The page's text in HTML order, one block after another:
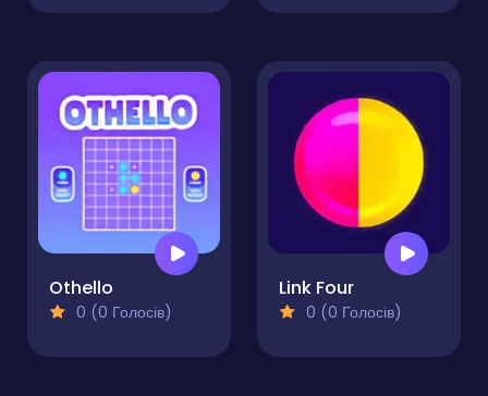
Othello
0 (0 Голосів)
Link Four
0 (0 Голосів)